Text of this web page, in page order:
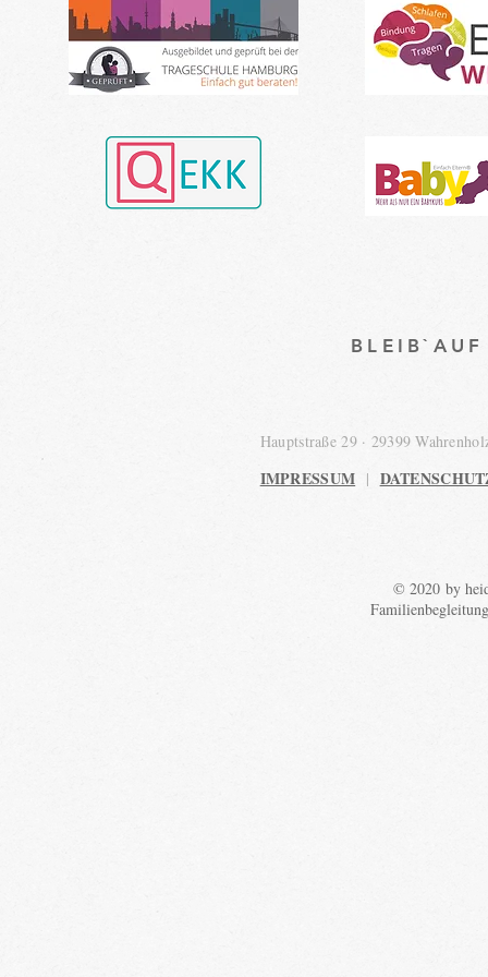
Hauptstraße 29 · 29399
IMPRESSUM |
© 2020 by